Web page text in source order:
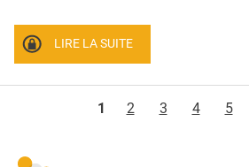
LIRE LA SUITE
1
2 3 4 5